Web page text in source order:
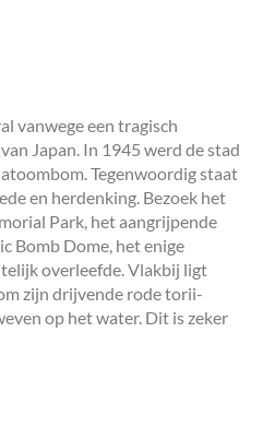
vanwege een tragisch
Japan. In 1945 werd de stad
Tegenwoordig staat
en herdenking. Bezoek het
Park, het aangrijpende
Bomb Dome, het enige
overleefde. Vlakbij ligt
zijn drijvende rode torii-
op het water. Dit is zeker